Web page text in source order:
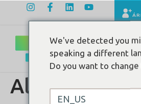
Albert
We've detected you
speaking a different
Do you want to change
EN_US